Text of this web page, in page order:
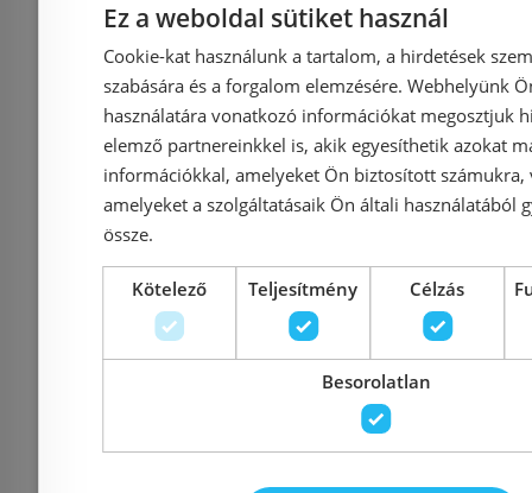
Azonosító: 214749
Cikkszám: G001004120
299 760 Ft 269 784 Ft
Kosárba
305 100 Ft
-10%
Rendelésre Rendelésre
Ez a weboldal sütiket használ
Cookie-kat használunk a tartalom, a hirdetések
szabására és a forgalom elemzésére. Webhelyünk
használatára vonatkozó információkat megosztjuk
elemző partnereinkkel is, akik egyesíthetik azokat
információkkal, amelyeket Ön biztosított számukra,
amelyeket a szolgáltatásaik Ön általi használatából
össze.
Kötelező Teljesítmény Célzás
Besorolatlan